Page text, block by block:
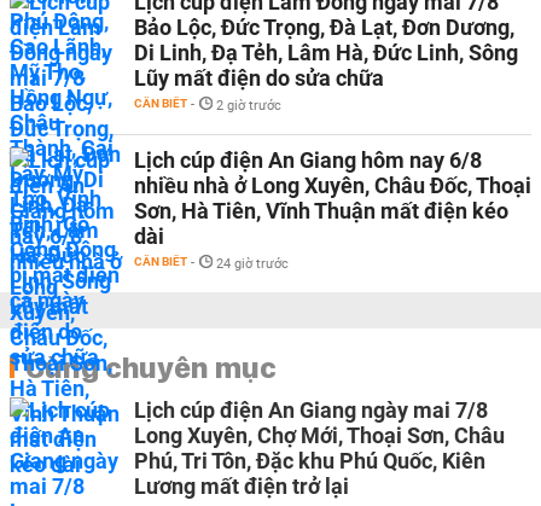
Bảo Lộc, Đức Trọng, Đà Lạt, Đơn Dương,
Di Linh, Đạ Tẻh, Lâm Hà, Đức Linh, Sông
Lũy mất điện do sửa chữa
CẦN BIẾT - 2 giờ trước
Lịch cúp điện An Giang hôm nay 6/8
nhiều nhà ở Long Xuyên, Châu Đốc, Thoại
Sơn, Hà Tiên, Vĩnh Thuận mất điện kéo
dài
CẦN BIẾT - 24 giờ trước
Cùng chuyên mục
Lịch cúp điện An Giang ngày mai 7/8
Long Xuyên, Chợ Mới, Thoại Sơn, Châu
Phú, Tri Tôn, Đặc khu Phú Quốc, Kiên
Lương mất điện trở lại